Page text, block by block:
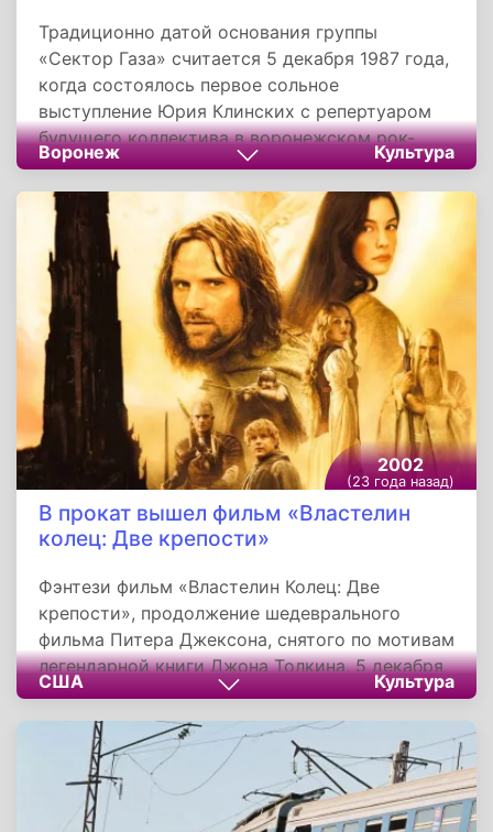
Традиционно датой основания группы
«Сектор Газа» считается 5 декабря 1987 года,
когда состоялось первое сольное
выступление Юрия Клинских с репертуаром
будущего коллектива в воронежском рок-
клубе. Название группы произошло от
индустриального Левобережного района
Воронежа, названного в народе в шутку
«Сектором газа» из-за обилия дымящих
заводов. В этом районе находился
воронежский рок-клуб.
Воронеж Культура
2002
(23 года назад)
В прокат вышел фильм «Властелин
колец: Две крепости»
Фэнтези фильм «Властелин Колец: Две
крепости», продолжение шедеврального
фильма Питера Джексона, снятого по мотивам
легендарной книги Джона Толкина, 5 декабря
2002 года стартовал в прокате. После выхода
первого фильма у «Властелина колец»
появились миллионы фанатов, которые с
нетерпением ждали сиквела.
США Культура